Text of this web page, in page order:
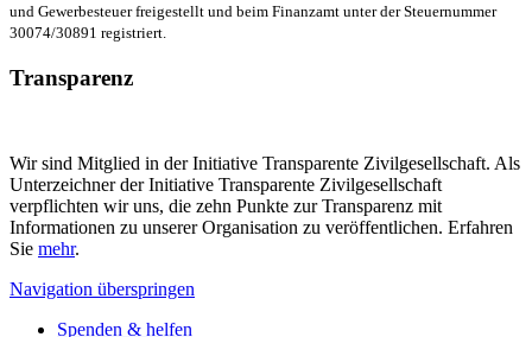
und Gewerbesteuer freigestellt und beim Finanzamt unter der Steuernummer
30074/30891 registriert.
Transparenz
Wir sind Mitglied in der Initiative Transparente Zivilgesellschaft. Als
Unterzeichner der Initiative Transparente Zivilgesellschaft
verpflichten wir uns, die zehn Punkte zur Transparenz mit
Informationen zu unserer Organisation zu veröffentlichen. Erfahren
Sie mehr.
Navigation überspringen
Spenden & helfen